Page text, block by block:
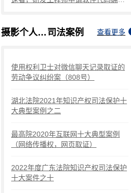
摄影个人版权认证需要什么证件 司法案例 查看更多
使用权利卫士对微信聊天记录取证的
劳动争议纠纷案（808号）
湖北法院2021年知识产权司法保护十
大典型案例之二
最高院2020年互联网十大典型案例
（网络传播权，网页取证）
2022年度广东法院知识产权司法保护
十大案件之十